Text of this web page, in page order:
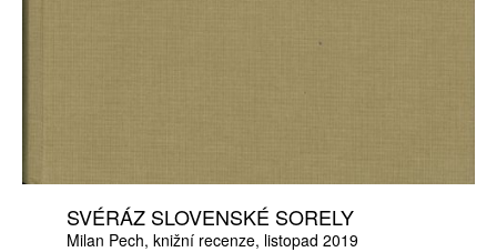
SVÉRÁZ SLOVENSKÉ SORELY
Milan Pech knižní recenze listopad 2019